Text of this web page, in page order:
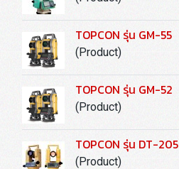
TOPCON รุ่น GM-55
(Product)
TOPCON รุ่น GM-52
(Product)
TOPCON รุ่น DT-205
(Product)